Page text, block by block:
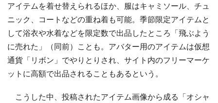
アイテムを着せ替えられるほか、服はキャミソール、チュ
ニック、コートなどの重ね着も可能。季節限定アイテムと
して浴衣や水着などを限定数で出品したところ「飛ぶよう
に売れた」（同前）ことも。アバター用のアイテムは仮想
通貨「リボン」でやりとりされ、サイト内のフリーマーケ
ットに高額で出品されることもあるという。
こうした中、投稿されたアイテム画像から成る「オシャ